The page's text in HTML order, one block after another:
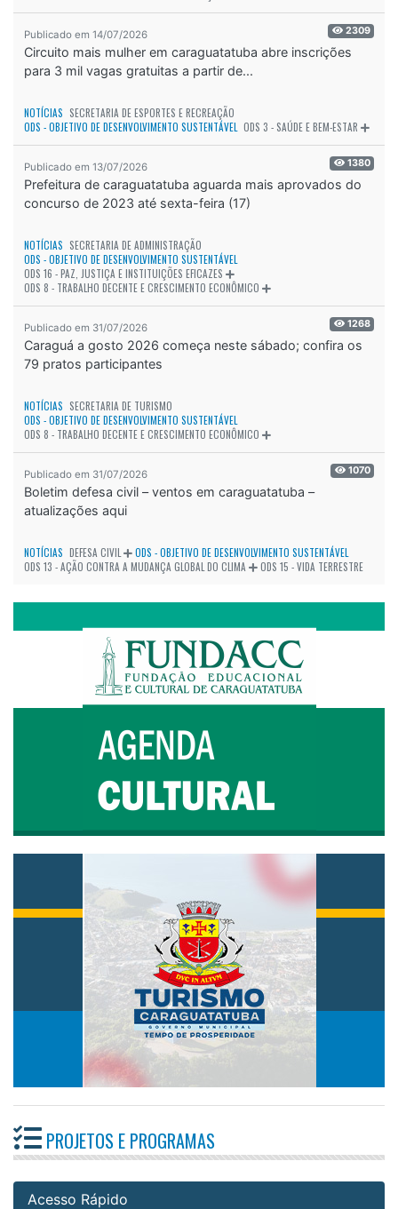
Publicado em 14/07/2026 2309
Circuito mais mulher em caraguatatuba abre inscrições
para 3 mil vagas gratuitas a partir de...
NOTÍCIAS SECRETARIA DE ESPORTES E RECREAÇÃO
ODS - OBJETIVO DE DESENVOLVIMENTO SUSTENTÁVEL ODS 3 - SAÚDE E BEM-ESTAR
Publicado em 13/07/2026 1380
Prefeitura de caraguatatuba aguarda mais aprovados do
concurso de 2023 até sexta-feira (17)
NOTÍCIAS SECRETARIA DE ADMINISTRAÇÃO
ODS - OBJETIVO DE DESENVOLVIMENTO SUSTENTÁVEL
ODS 16 - PAZ, JUSTIÇA E INSTITUIÇÕES EFICAZES
ODS 8 - TRABALHO DECENTE E CRESCIMENTO ECONÔMICO
Publicado em 31/07/2026 1268
Caraguá a gosto 2026 começa neste sábado; confira os
79 pratos participantes
NOTÍCIAS SECRETARIA DE TURISMO
ODS - OBJETIVO DE DESENVOLVIMENTO SUSTENTÁVEL
ODS 8 - TRABALHO DECENTE E CRESCIMENTO ECONÔMICO
Publicado em 31/07/2026 1070
Boletim defesa civil – ventos em caraguatatuba –
atualizações aqui
NOTÍCIAS DEFESA CIVIL
ODS - OBJETIVO DE DESENVOLVIMENTO SUSTENTÁVEL
ODS 13 - AÇÃO CONTRA A MUDANÇA GLOBAL DO CLIMA
ODS 15 - VIDA TERRESTRE
PROJETOS E PROGRAMAS
Acesso Rápido